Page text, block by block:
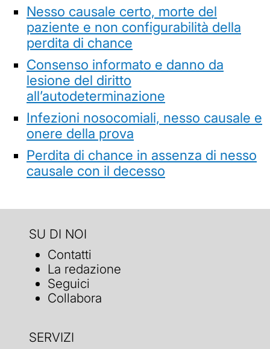
Nesso causale certo, morte del
paziente e non configurabilità della
perdita di chance
Consenso informato e danno da
lesione del diritto
all’autodeterminazione
Infezioni nosocomiali, nesso causale e
onere della prova
Perdita di chance in assenza di nesso
causale con il decesso
SU DI NOI
Contatti
La redazione
Seguici
Collabora
SERVIZI